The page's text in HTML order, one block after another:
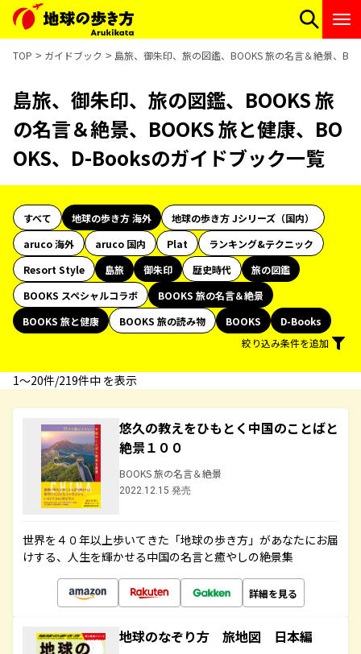
TOP ガイドブック 島旅、御朱印、旅の図鑑、BOOKS 旅の名言＆絶景、
島旅、御朱印、旅の図鑑、BOOKS 旅
の名言＆絶景、BOOKS 旅と健康、BO
OKS、D-Booksのガイドブック一覧
すべて 地球の歩き方 海外
地球の歩き方 Jシリーズ（国内）
aruco 海外
aruco 国内 Plat
ランキング&テクニック
Resort Style
島旅 御朱印 歴史時代
旅の図鑑
BOOKS スペシャルコラボ
BOOKS 旅の名言＆絶景
BOOKS 旅と健康
BOOKS 旅の読み物 BOOKS
D-Books
絞り込み条件を追加
1〜20件/219件中 を表示
悠久の教えをひもとく中国のことばと
絶景１００
BOOKS 旅の名言＆絶景
2022.12.15 発売
世界を４０年以上歩いてきた「地球の歩き方」があなたにお届
けする、人生を輝かせる中国の名言と癒やしの絶景集
詳細を見る
地球のなぞり方 旅地図 日本編